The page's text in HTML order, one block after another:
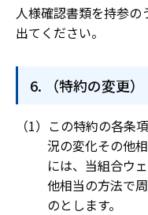
人様確認書類を持参の
出てください。
（特約の変更）
この特約の各条
況の変化その他
には、当組合ウ
他相当の方法で
のとします。